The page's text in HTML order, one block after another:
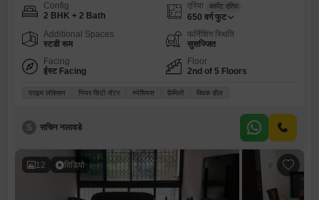
Config
2 BHK + 2 Bath
एरिया कार्पेट एरिया
650 वर्ग फुट
Additional Spaces
स्टडी रूम
फर्निशिंग स्थिति
सुसज्जित
Facing
ईस्ट Facing
Floor
2nd of 5 Floors
प्राइम लोकेशन नियर सिटी सेंटर स्पेशियस फ़ैमिली क्विक डील
S सचिन नलावडे
12 विडियो